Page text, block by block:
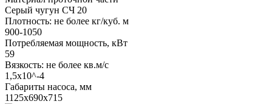
Серый чугун СЧ 20
Плотность: не более кг/куб. м
900-1050
Потребляемая мощность, кВт
59
Вязкость: не более кв.м/с
1,5х10^-4
Габариты насоса, мм
1125х690х715